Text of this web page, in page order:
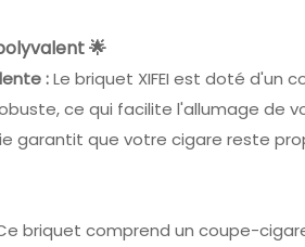
🌟
:Le briquet XIFEI est doté d'un
ce qui facilite l'allumage de
garantit que votre cigare reste
briquet comprend un coupe-